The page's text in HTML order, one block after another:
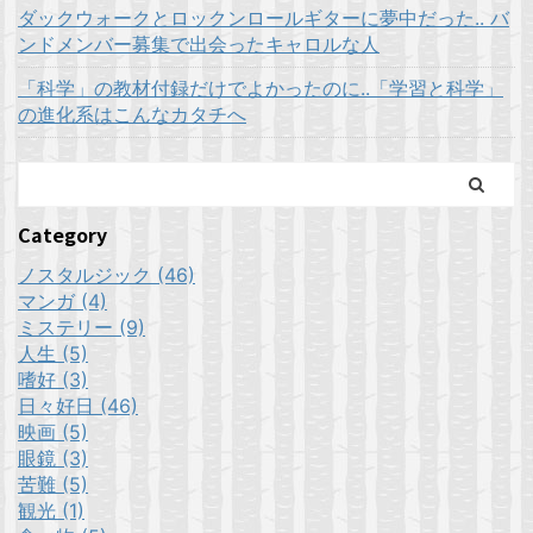
ダックウォークとロックンロールギターに夢中だった.. バ
ンドメンバー募集で出会ったキャロルな人
「科学」の教材付録だけでよかったのに..「学習と科学」
の進化系はこんなカタチへ
Category
ノスタルジック (46)
マンガ (4)
ミステリー (9)
人生 (5)
嗜好 (3)
日々好日 (46)
映画 (5)
眼鏡 (3)
苦難 (5)
観光 (1)